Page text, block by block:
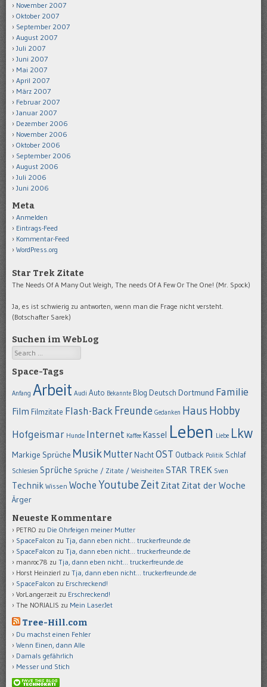
November 2007
Oktober 2007
September 2007
August 2007
Juli 2007
Juni 2007
Mai 2007
April 2007
März 2007
Februar 2007
Januar 2007
Dezember 2006
November 2006
Oktober 2006
September 2006
August 2006
Juli 2006
Juni 2006
Meta
Anmelden
Eintrags-Feed
Kommentar-Feed
WordPress.org
Star Trek Zitate
The Needs Of A Many Out Weigh, The needs Of A Few Or The One! (Mr. Spock)
Ja, es ist schwierig zu antworten, wenn man die Frage nicht versteht.
(Botschafter Sarek)
Suchen im WebLog
Search
Space-Tags
Anfang Arbeit Audi Auto Bekannte Blog Deutsch Dortmund Familie
Film Filmzitate Flash-BackFreunde Gedanken Haus Hobby
Hofgeismar Hunde Internet Kaffee Kassel Leben Liebe Lkw
Markige Sprüche MusikMutter NachtOST Outback Politik Schlaf
Schlesien Sprüche Sprüche / Zitate / Weisheiten STAR TREK Sven
Technik Wissen Woche Youtube Zeit Zitat Zitat der Woche
Ärger
Neueste Kommentare
PETRO zu Die Ohrfeigen meiner Mutter
SpaceFalcon zu Tja, dann eben nicht… truckerfreunde.de
SpaceFalcon zu Tja, dann eben nicht… truckerfreunde.de
manroc78 zu Tja, dann eben nicht… truckerfreunde.de
Horst Heinzierl zu Tja, dann eben nicht… truckerfreunde.de
SpaceFalcon zu Erschreckend!
VorLangerzeit zu Erschreckend!
The NORIALIS zu Mein LaserJet
Tree-Hill.com
Du machst einen Fehler
Wenn Einen, dann Alle
Damals gefährlich
Messer und Stich